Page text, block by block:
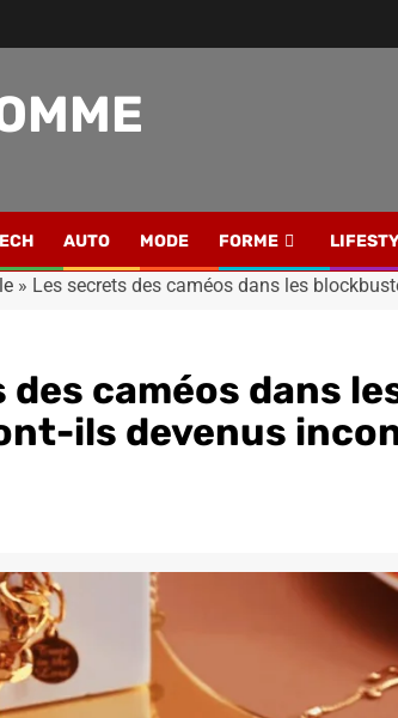
AUTO MODE FORME
» Les secrets des caméos dans les
des caméos dans
ils devenus